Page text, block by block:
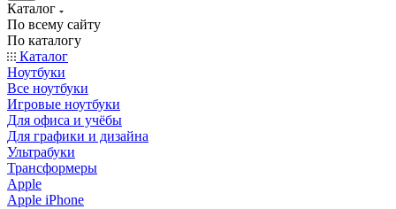
Каталог
По всему сайту
По каталогу
Каталог
Ноутбуки
Все ноутбуки
Игровые ноутбуки
Для офиса и учёбы
Для графики и дизайна
Ультрабуки
Трансформеры
Apple
Apple iPhone